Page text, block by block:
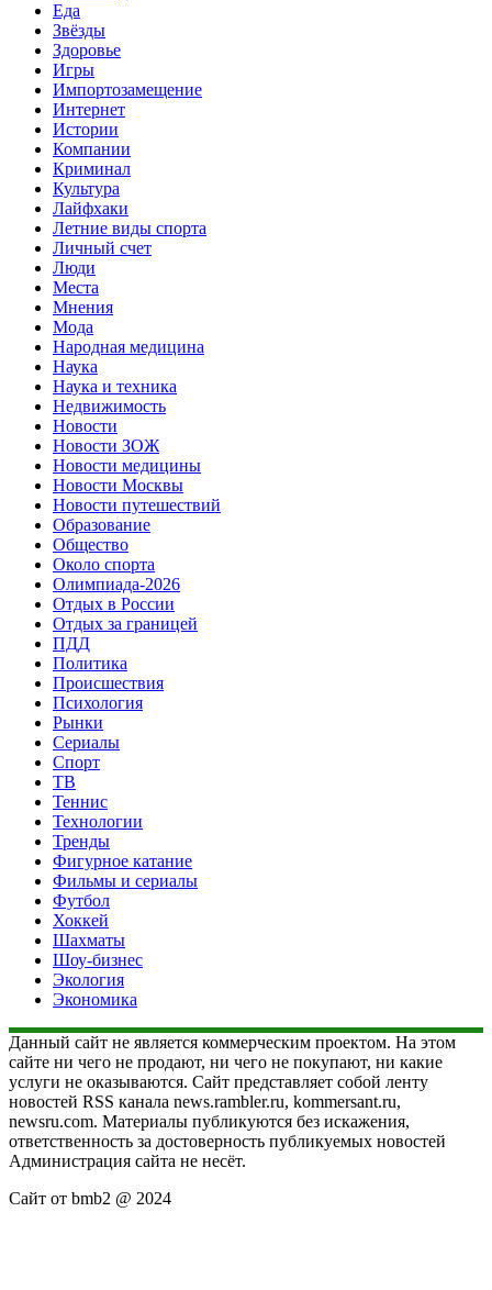
Еда
Звёзды
Здоровье
Игры
Импортозамещение
Интернет
Истории
Компании
Криминал
Культура
Лайфхаки
Летние виды спорта
Личный счет
Люди
Места
Мнения
Мода
Народная медицина
Наука
Наука и техника
Недвижимость
Новости
Новости ЗОЖ
Новости медицины
Новости Москвы
Новости путешествий
Образование
Общество
Около спорта
Олимпиада-2026
Отдых в России
Отдых за границей
ПДД
Политика
Происшествия
Психология
Рынки
Сериалы
Спорт
ТВ
Теннис
Технологии
Тренды
Фигурное катание
Фильмы и сериалы
Футбол
Хоккей
Шахматы
Шоу-бизнес
Экология
Экономика
Данный сайт не является коммерческим проектом. На этом
сайте ни чего не продают, ни чего не покупают, ни какие
услуги не оказываются. Сайт представляет собой ленту
новостей RSS канала news.rambler.ru, kommersant.ru,
newsru.com. Материалы публикуются без искажения,
ответственность за достоверность публикуемых новостей
Администрация сайта не несёт.
Сайт от bmb2 @ 2024